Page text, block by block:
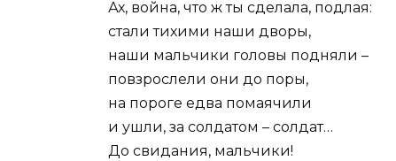
Ах, война, что ж ты сделала, подлая:
стали тихими наши дворы,
наши мальчики головы подняли –
повзрослели они до поры,
на пороге едва помаячили
и ушли, за солдатом – солдат…
До свидания, мальчики!